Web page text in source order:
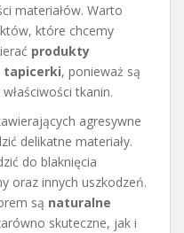
materiałów. Warto
które chcemy
produkty
tapicerki, ponieważ są
tkanin.
agresywne
delikatne materiały.
do blaknięcia
oraz innych uszkodzeń.
są naturalne
skuteczne, jak i